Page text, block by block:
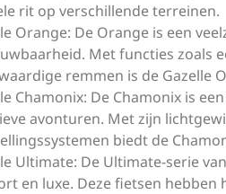
rit op verschillende terreinen.
Orange: De Orange is een
Met functies zoals
remmen is de Gazelle
Chamonix: De Chamonix is
avonturen. Met zijn
biedt de
Ultimate: De Ultimate-serie
en luxe. Deze fietsen